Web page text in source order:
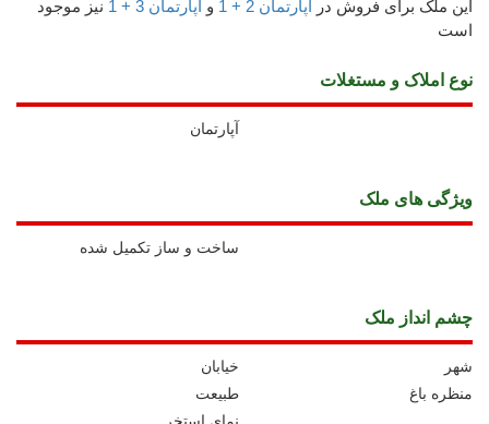
این ملک برای فروش در آپارتمان 2 + 1 و آپارتمان 3 + 1
نیز موجود
است
نوع املاک و مستغلات
آپارتمان
ويژگی های ملک
ساخت و ساز تکمیل شده
چشم انداز ملک
خیابان
شهر
طبیعت
منظره باغ